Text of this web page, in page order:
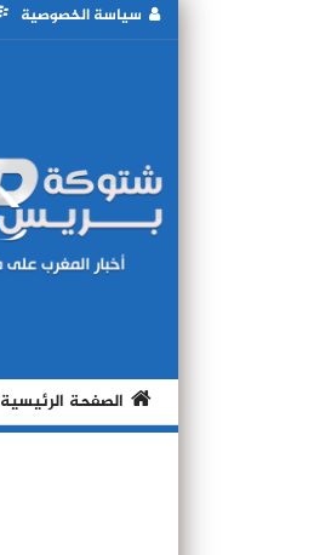
سياسة الخصوصية
الصفحة الرئيسية